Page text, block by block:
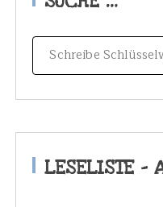
S
e
c
h
f LESELISTE –